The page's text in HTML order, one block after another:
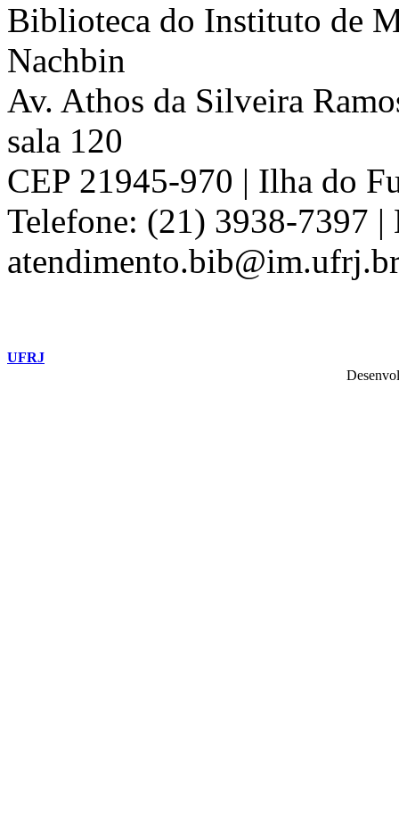
Biblioteca do Instituto de
Nachbin
Av. Athos da Silveira
sala 120
CEP 21945-970 | Ilha do
Telefone: (21) 3938-7397 |
UFRJ